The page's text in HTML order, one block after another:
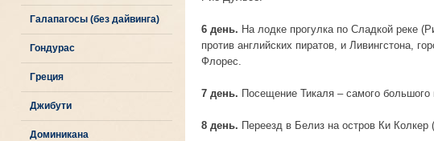
Галапагосы (без дайвинга)
Гондурас
Греция
Джибути
Доминикана
6 день. На лодке прогулка по Сладкой реке
против английских пиратов, и Ливингстона,
Флорес.
7 день. Посещение Тикаля – самого
8 день. Переезд в Белиз на остров Ки Колкер